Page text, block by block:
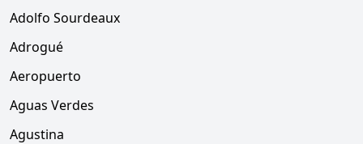
Adolfo Sourdeaux
Adrogué
Aeropuerto
Aguas Verdes
Agustina